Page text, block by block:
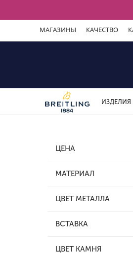
МАГАЗИНЫ КАЧЕСТВО
ЦЕНА
МАТЕРИАЛ
ЦВЕТ МЕТАЛЛА
ВСТАВКА
ЦВЕТ КАМНЯ